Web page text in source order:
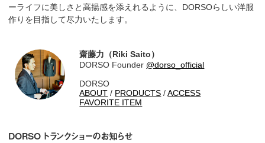
ーライフに美しさと高揚感を添えれるように、DORSOらしい洋服
作りを目指して尽力いたします。
齋藤力（Riki Saito）
DORSO Founder @dorso_official
DORSO
ABOUT / PRODUCTS /ACCESS
FAVORITE ITEM
DORSO トランクショーのお知らせ